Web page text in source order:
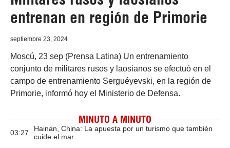
entrenan en región de Primorie
septiembre 23, 2024
Moscú, 23 sep (Prensa Latina) Un entrenamiento
conjunto de militares rusos y laosianos se efectuó en el
campo de entrenamiento Serguéyevski, en la región de
Primorie, informó hoy el Ministerio de Defensa.
MINUTO A MINUTO
03:27
Hainan, China: La apuesta por un turismo que también
cuide el mar